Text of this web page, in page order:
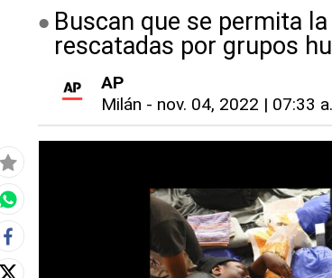
Buscan que se permita
rescatadas por grupos
AP
Milán - nov. 04, 2022 | 07:33